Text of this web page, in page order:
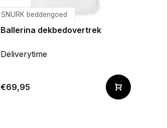
SNURK beddengoed
Ballerina dekbedovertrek
Deliverytime
€69,95